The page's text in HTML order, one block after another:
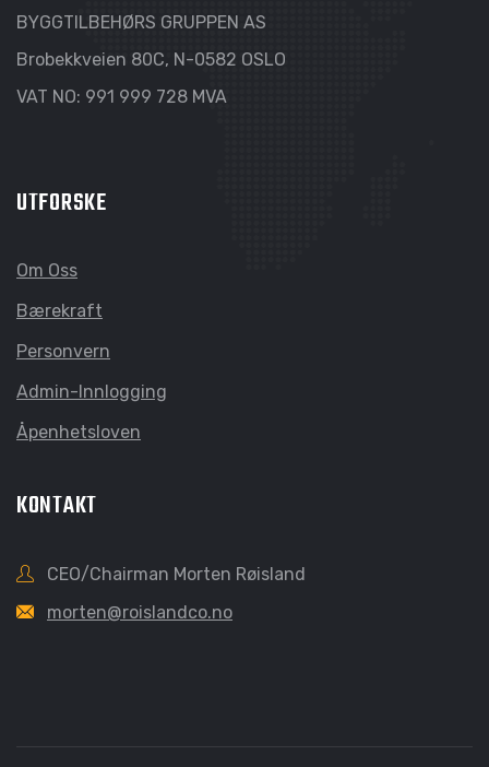
BYGGTILBEHØRS GRUPPEN AS
Brobekkveien 80C, N-0582 OSLO
VAT NO: 991 999 728 MVA
UTFORSKE
Om Oss
Bærekraft
Personvern
Admin-Innlogging
Åpenhetsloven
KONTAKT
CEO/Chairman Morten Røisland
morten@roislandco.no